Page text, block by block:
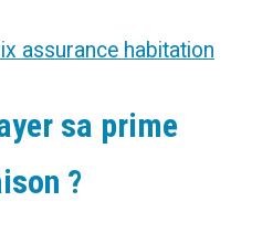
assurance habitation
sa prime
?